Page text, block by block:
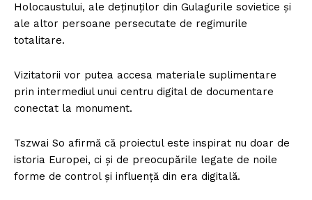
Holocaustului, ale deținuților din Gulagurile sovietice și
ale altor persoane persecutate de regimurile
totalitare.
Vizitatorii vor putea accesa materiale suplimentare
prin intermediul unui centru digital de documentare
conectat la monument.
Tszwai So afirmă că proiectul este inspirat nu doar de
istoria Europei, ci și de preocupările legate de noile
forme de control și influență din era digitală.